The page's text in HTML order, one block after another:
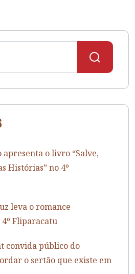
apresenta o livro “Salve,
Histórias” no 4º
leva o romance
Fliparacatu
convida público do
o sertão que existe em